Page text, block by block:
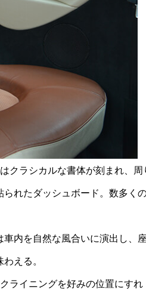
クラシカルな書体が刻まれ、周
れたダッシュボード。数多く
内を自然な風合いに演出し、座
える。
ライニングを好みの位置にすれ